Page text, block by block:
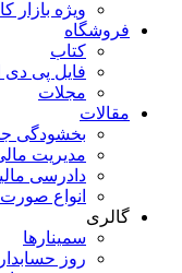
ویژه بازار
فروشگاه
کتاب
فایل پی
مجلات
مقالات
بخشودگی
مدیریت
دادرسی
انواع
گالری
سمینارها
روز حسابدار